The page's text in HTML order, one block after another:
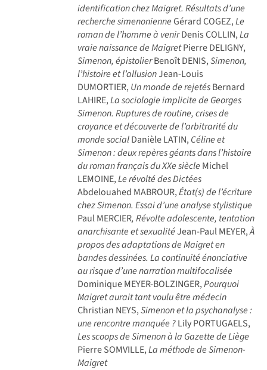
identification chez Maigret. Résultats d’une
recherche simenonienneGérard COGEZ,Le
roman de l’homme à venirDenis COLLIN,La
vraie naissance de MaigretPierre DELIGNY,
Simenon, épistolierBenoît DENIS,Simenon,
l’histoire et l’allusionJean-Louis
DUMORTIER,Un monde de rejetésBernard
LAHIRE,La sociologie implicite de Georges
Simenon. Ruptures de routine, crises de
croyance et découverte de l’arbitrarité du
monde socialDanièle LATIN,Céline et
Simenon : deux repères géants dans l’histoire
du roman français du XXe siècle Michel
LEMOINE,Le révolté des Dictées
Abdelouahed MABROUR,État(s) de l’écriture
chez Simenon. Essai d’une analyse stylistique
Paul MERCIER, Révolte adolescente, tentation
anarchisante et sexualitéJean-Paul MEYER,À
propos des adaptations de Maigret en
bandes dessinées. La continuité énonciative
au risque d’une narration multifocalisée
Dominique MEYER-BOLZINGER,Pourquoi
Maigret aurait tant voulu être médecin
Christian NEYS,Simenon et la psychanalyse :
une rencontre manquée ?Lily PORTUGAELS,
Les scoops de Simenon à la Gazette de Liège
Pierre SOMVILLE,La méthode de Simenon-
Maigret